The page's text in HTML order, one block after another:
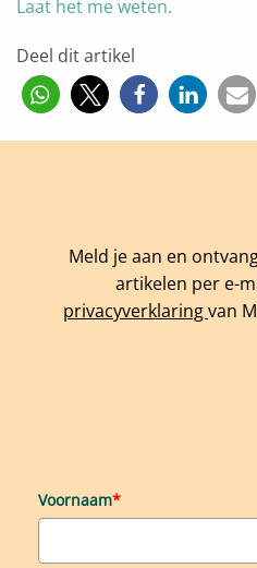
Laat het me weten.
Deel dit artikel
Meld je aan en
artikelen per e-
privacyverklaringvan
Voornaam*